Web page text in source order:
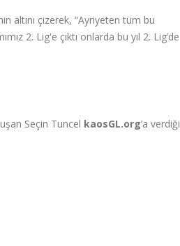
altını çizerek, “Ayriyeten tüm bu
2. Lig'e çıktı onlarda bu yıl 2. Lig’de
Seçin Tuncel kaosGL.org’a verdiği